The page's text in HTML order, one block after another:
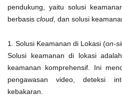
pendukung, yaitu solusi
berbasis cloud, dan solusi
1. Solusi Keamanan di Lokasi (on-
Solusi keamanan di lokasi
keamanan komprehensif. Ini
pengawasan video, deteksi
kebakaran.